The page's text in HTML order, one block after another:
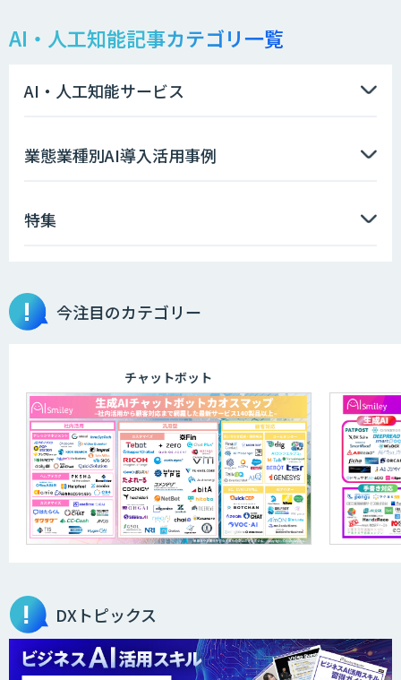
AI・人工知能記事カテゴリ一覧
AI・人工知能サービス
業態業種別AI導入活用事例
特集
今注目のカテゴリー
チャットボット
DXトピックス